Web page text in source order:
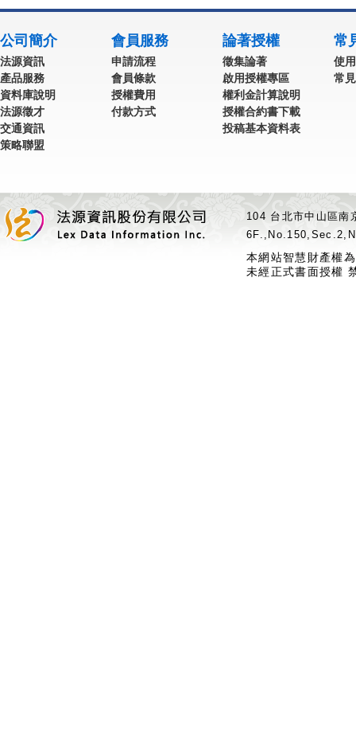
公司簡介
法源資訊
產品服務
資料庫說明
法源徵才
交通資訊
策略聯盟
會員服務
申請流程
會員條款
授權費用
付款方式
論著授權
徵集論著
啟用授權專區
權利金計算說明
授權合約書下載
投稿基本資料表
常
使
常
104 台北市中山區
本網站智慧財產權
未經正式書面授權